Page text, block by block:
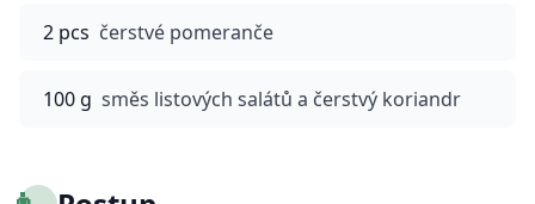
2 pcs čerstvé pomeranče
100 g směs listových salátů a čerstvý koriandr